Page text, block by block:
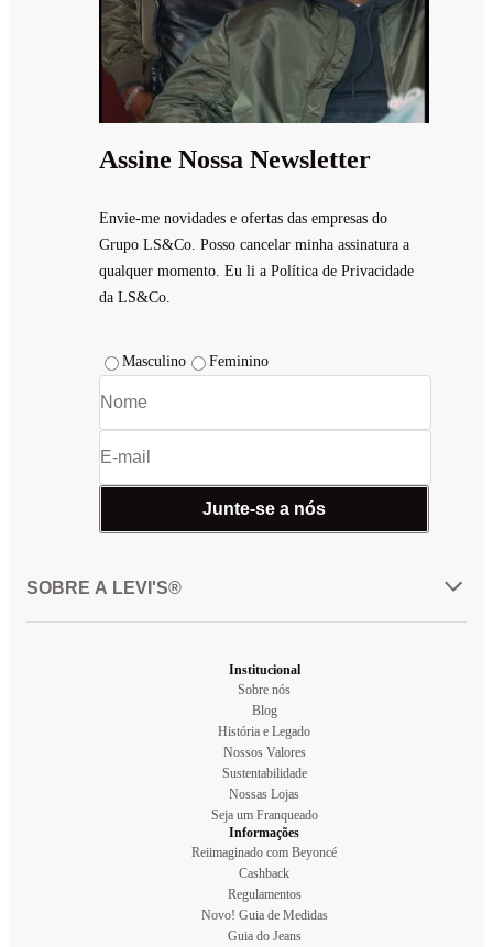
Assine Nossa Newsletter
Envie-me novidades e ofertas das empresas do
Grupo LS&Co. Posso cancelar minha assinatura a
qualquer momento. Eu li a Política de Privacidade
da LS&Co.
Masculino Feminino
Junte-se a nós
SOBRE A LEVI'S®
Institucional
Sobre nós
Blog
História e Legado
Nossos Valores
Sustentabilidade
Nossas Lojas
Seja um Franqueado
Informações
Reiimaginado com Beyoncé
Cashback
Regulamentos
Novo! Guia de Medidas
Guia do Jeans